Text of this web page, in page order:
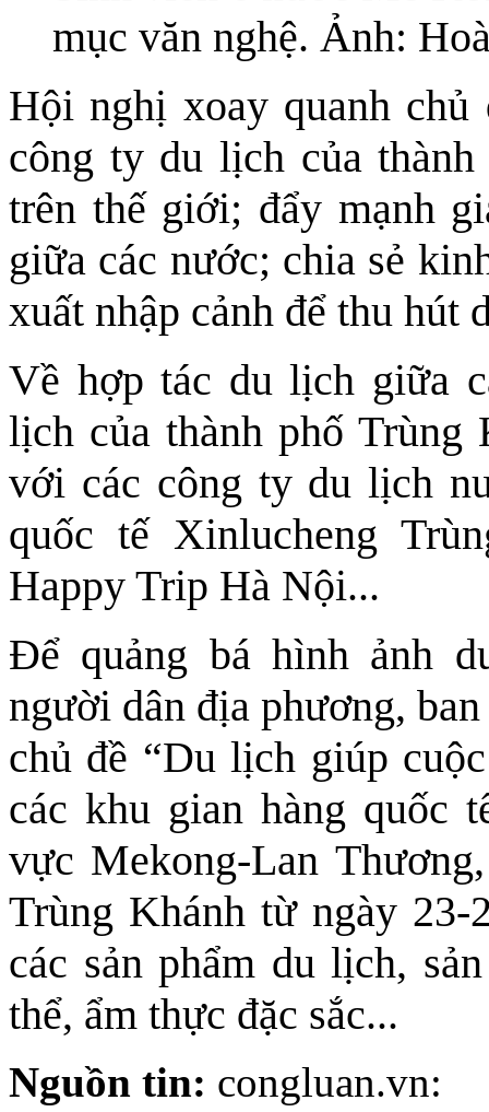
mục văn nghệ. Ảnh:
Hội nghị xoay quanh
công ty du lịch của
trên thế giới; đẩy mạnh
giữa các nước; chia sẻ
xuất nhập cảnh để thu hút
Về hợp tác du lịch giữa
lịch của thành phố Trùng
với các công ty du lịch
quốc tế Xinlucheng
Happy Trip Hà Nội...
Để quảng bá hình ảnh
người dân địa phương,
chủ đề “Du lịch giúp
các khu gian hàng quốc
vực Mekong-Lan
Trùng Khánh từ ngày
các sản phẩm du lịch,
thể, ẩm thực đặc sắc...
Nguồn tin: congluan.vn: